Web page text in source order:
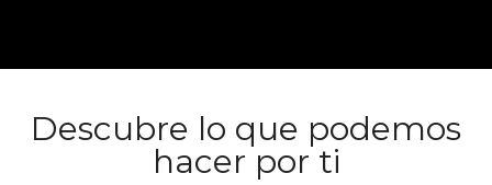
Descubre lo que podemos
hacer por ti